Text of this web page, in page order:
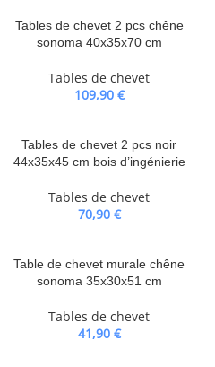
Tables de chevet 2 pcs chêne
sonoma 40x35x70 cm
Tables de chevet
109,90 €
Tables de chevet 2 pcs noir
44x35x45 cm bois d’ingénierie
Tables de chevet
70,90 €
Table de chevet murale chêne
sonoma 35x30x51 cm
Tables de chevet
41,90 €